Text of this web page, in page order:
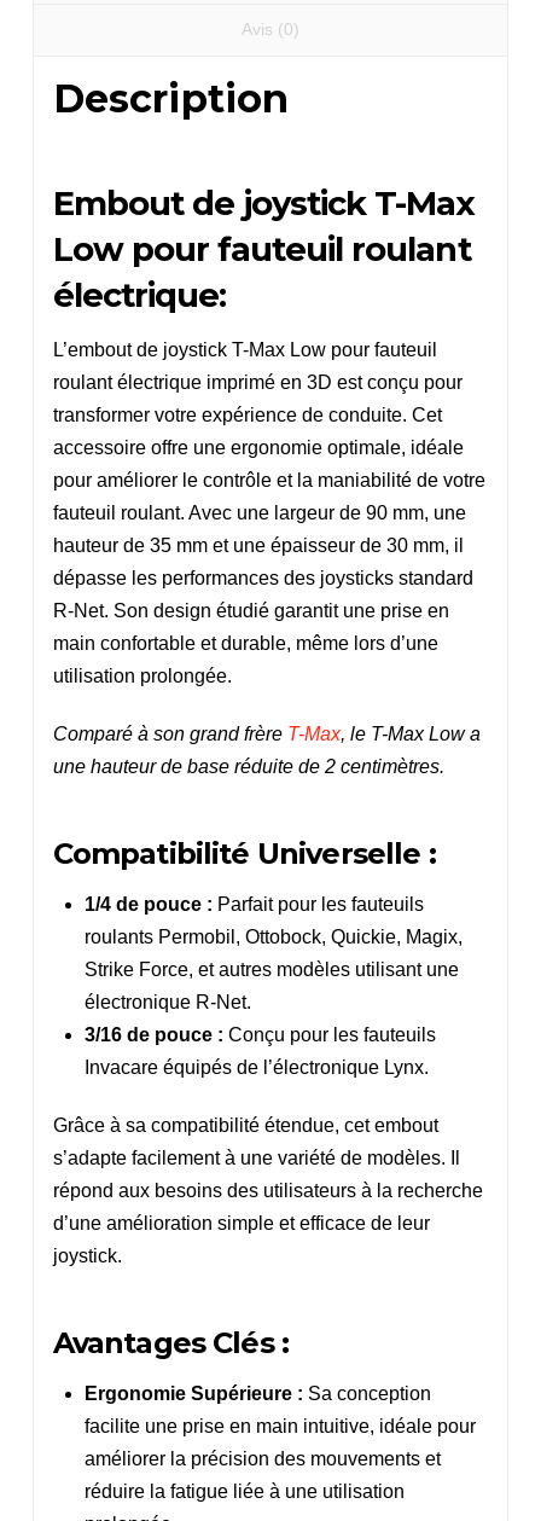
Avis (0)
Description
Embout de joystick T-Max
Low pour fauteuil roulant
électrique:
L’embout de joystick T-Max Low pour fauteuil
roulant électrique imprimé en 3D est conçu pour
transformer votre expérience de conduite. Cet
accessoire offre une ergonomie optimale, idéale
pour améliorer le contrôle et la maniabilité de votre
fauteuil roulant. Avec une largeur de 90 mm, une
hauteur de 35 mm et une épaisseur de 30 mm, il
dépasse les performances des joysticks standard
R-Net. Son design étudié garantit une prise en
main confortable et durable, même lors d’une
utilisation prolongée.
Comparé à son grand frère T-Max, le T-Max Low a
une hauteur de base réduite de 2 centimètres.
Compatibilité Universelle :
1/4 de pouce : Parfait pour les fauteuils
roulants Permobil, Ottobock, Quickie, Magix,
Strike Force, et autres modèles utilisant une
électronique R-Net.
3/16 de pouce : Conçu pour les fauteuils
Invacare équipés de l’électronique Lynx.
Grâce à sa compatibilité étendue, cet embout
s’adapte facilement à une variété de modèles. Il
répond aux besoins des utilisateurs à la recherche
d’une amélioration simple et efficace de leur
joystick.
Avantages Clés :
Ergonomie Supérieure : Sa conception
facilite une prise en main intuitive, idéale pour
améliorer la précision des mouvements et
réduire la fatigue liée à une utilisation